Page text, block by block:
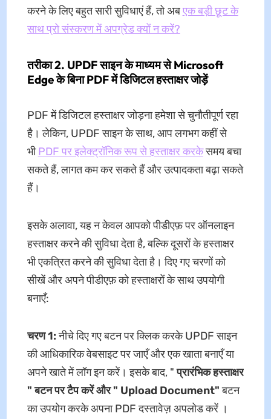
करने के लिए बहुत सारी सुविधाएं हैं, तो अबएक बड़ी छूट के
साथ प्रो संस्करण में अपग्रेड क्यों न करें?
तरीका 2. UPDF साइन के माध्यम से Microsoft
Edge के बिना PDF में डिजिटल हस्ताक्षर जोड़ें
PDF में डिजिटल हस्ताक्षर जोड़ना हमेशा से चुनौतीपूर्ण रहा
है। लेकिन, UPDF साइन के साथ, आप लगभग कहीं से
भीPDF पर इलेक्ट्रॉनिक रूप से हस्ताक्षर करकेसमय बचा
सकते हैं, लागत कम कर सकते हैं और उत्पादकता बढ़ा सकते
हैं।
इसके अलावा, यह न केवल आपको पीडीएफ़ पर ऑनलाइन
हस्ताक्षर करने की सुविधा देता है, बल्कि दूसरों के हस्ताक्षर
भी एकत्रित करने की सुविधा देता है। दिए गए चरणों को
सीखें और अपने पीडीएफ़ को हस्ताक्षरों के साथ उपयोगी
बनाएँ:
चरण 1:नीचे दिए गए बटन पर क्लिक करके UPDF साइन
की आधिकारिक वेबसाइट पर जाएँ और एक खाता बनाएँ या
अपने खाते में लॉग इन करें। इसके बाद, "प्रारंभिक हस्ताक्षर
" बटन पर टैप करें और " Upload Document"बटन
का उपयोग करके अपना PDF दस्तावेज़ अपलोड करें ।